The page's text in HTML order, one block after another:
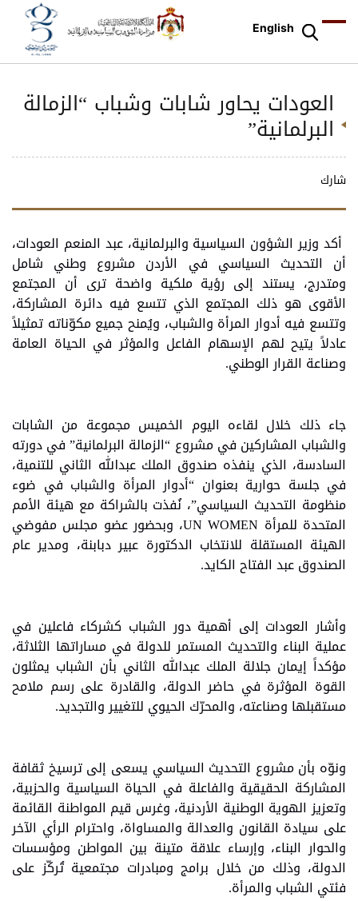
English
العودات يحاور شابات وشباب “الزمالة
البرلمانية”
شارك
أكد وزير الشؤون السياسية والبرلمانية، عبد المنعم العودات،
أن التحديث السياسي في الأردن مشروع وطني شامل
ومتدرج، يستند إلى رؤية ملكية واضحة ترى أن المجتمع
الأقوى هو ذلك المجتمع الذي تتسع فيه دائرة المشاركة،
وتتسع فيه أدوار المرأة والشباب، ويُمنح جميع مكوّناته تمثيلاً
عادلاً يتيح لهم الإسهام الفاعل والمؤثر في الحياة العامة
وصناعة القرار الوطني.
جاء ذلك خلال لقاءه اليوم الخميس مجموعة من الشابات
والشباب المشاركين في مشروع “الزمالة البرلمانية” في دورته
السادسة، الذي ينفذه صندوق الملك عبدالله الثاني للتنمية،
في جلسة حوارية بعنوان “أدوار المرأة والشباب في ضوء
منظومة التحديث السياسي”، نُفذت بالشراكة مع هيئة الأمم
المتحدة للمرأة UN WOMEN، وبحضور عضو مجلس مفوضي
الهيئة المستقلة للانتخاب الدكتورة عبير دبابنة، ومدير عام
الصندوق عبد الفتاح الكايد.
وأشار العودات إلى أهمية دور الشباب كشركاء فاعلين في
عملية البناء والتحديث المستمر للدولة في مساراتها الثلاثة،
مؤكداً إيمان جلالة الملك عبدالله الثاني بأن الشباب يمثلون
القوة المؤثرة في حاضر الدولة، والقادرة على رسم ملامح
مستقبلها وصناعته، والمحرّك الحيوي للتغيير والتجديد.
ونوّه بأن مشروع التحديث السياسي يسعى إلى ترسيخ ثقافة
المشاركة الحقيقية والفاعلة في الحياة السياسية والحزبية،
وتعزيز الهوية الوطنية الأردنية، وغرس قيم المواطنة القائمة
على سيادة القانون والعدالة والمساواة، واحترام الرأي الآخر
والحوار البناء، وإرساء علاقة متينة بين المواطن ومؤسسات
الدولة، وذلك من خلال برامج ومبادرات مجتمعية تُركّز على
فئتي الشباب والمرأة.